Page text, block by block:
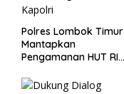
Polres Lombok Timur
Mantapkan
Pengamanan HUT RI
Kerawanan hingga